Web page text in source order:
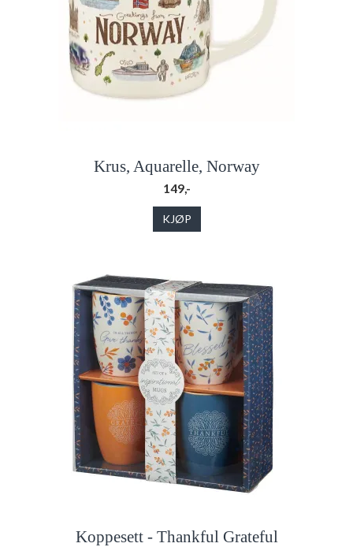
Krus, Aquarelle, Norway
149,-
KJØP
Koppesett - Thankful Grateful